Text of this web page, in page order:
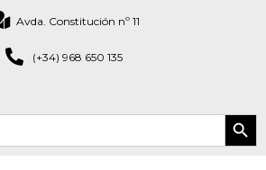
Avda. Constitución nº 11
(+34) 968 650 135
Botón de